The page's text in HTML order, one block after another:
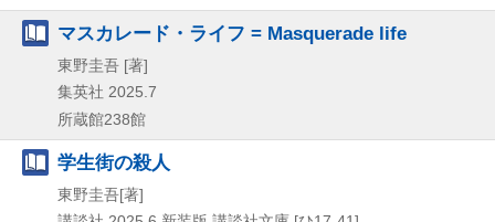
マスカレード・ライフ = Masquerade life
東野圭吾 [著]
集英社 2025.7
所蔵館238館
学生街の殺人
東野圭吾[著]